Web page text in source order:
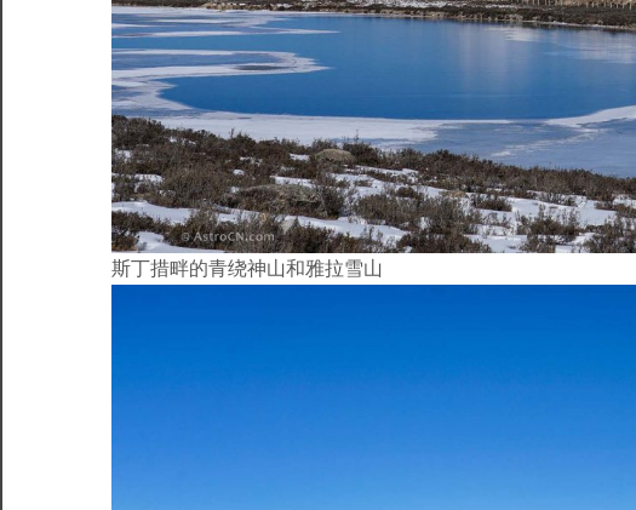
斯丁措畔的青绕神山和雅拉雪山